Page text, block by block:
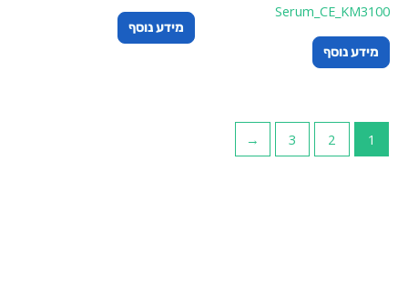
נוסף
מידע נוסף
←